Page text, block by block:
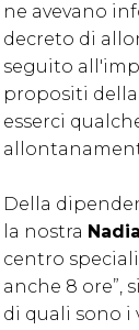
ne avevano
decreto di
seguito
propositi
esserci
Della
la nostra
centro
anche 8 ore”,
di quali sono i